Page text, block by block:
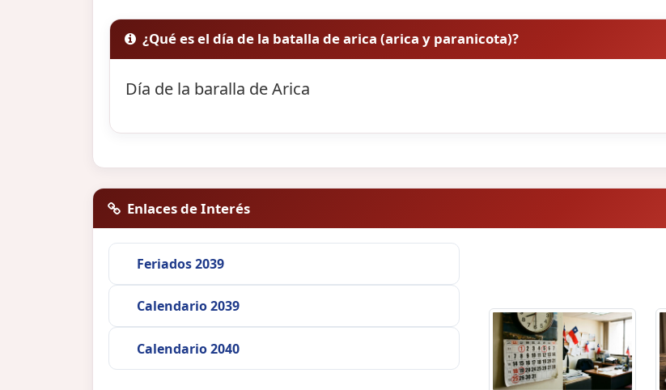
¿Qué es el día de la batalla de arica (arica y paranicota)?
Día de la baralla de Arica
Enlaces de Interés
Feriados 2039
Calendario 2039
Calendario 2040